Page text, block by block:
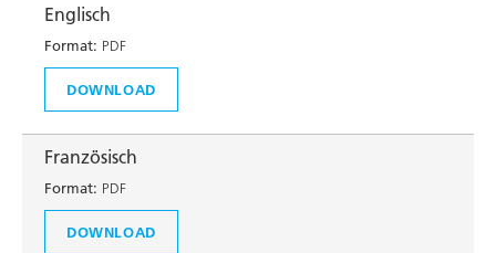
Englisch
Format: PDF
DOWNLOAD
Französisch
Format: PDF
DOWNLOAD